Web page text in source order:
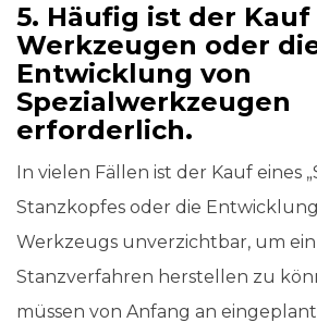
5. Häufig ist der Kauf
Werkzeugen oder
Entwicklung von
Spezialwerkzeugen
erforderlich.
In vielen Fällen ist der Kauf eines
Stanzkopfes oder die
Werkzeugs unverzichtbar, um ein
Stanzverfahren herstellen zu
müssen von Anfang an